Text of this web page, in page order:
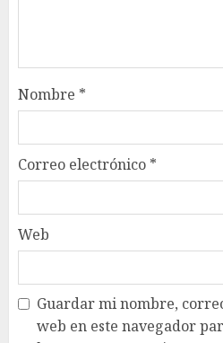
Nombre *
Correo electrónico *
Web
Guardar mi nombre,
web en este navegador